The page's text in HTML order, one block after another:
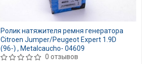
Ролик натяжителя ремня генератора
Citroen Jumper/Peugeot Expert 1.9D
(96-) , Metalcaucho- 04609
0 отзывов